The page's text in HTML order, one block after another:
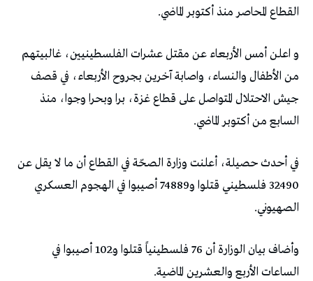
القطاع المحاصر منذ أكتوبر الماضي.
و اعلن أمس الأربعاء عن مقتل عشرات الفلسطينيين، غالبيتهم
من الأطفال والنساء، واصابة آخرين بجروح الأربعاء، في قصف
جيش الاحتلال المتواصل على قطاع غزة، برا وبحرا وجوا، منذ
السابع من أكتوبر الماضي.
في أحدث حصيلة، أعلنت وزارة الصحّة في القطاع أن ما لا يقل عن
32490 فلسطيني قتلوا و74889 أصيبوا في الهجوم العسكري
الصهيوني.
وأضاف بيان الوزارة أن 76 فلسطينياً قتلوا و102 أصيبوا في
الساعات الأربع والعشرين الماضية.